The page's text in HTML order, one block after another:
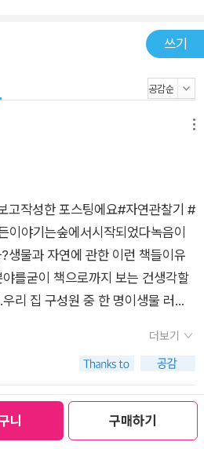
니 구매하기
쓰기
고작성한 포스팅에요#자연관찰기 #
야기는숲에서시작되었다녹음이
생물과 자연에 관한 이런 책들이유
를굳이 책으로까지 보는 건생각할
리 집 구성원 중 한 명이생물 러버
부터고개가 홱 돌아간다.아이와 함
설레고 궁금하다.저자가 다룬 숲속
차례'로 확인해 볼 수 있다.그중에....
는 분야이다.이 책은 부분을 읽더라
대우림, 초원을 다룬다큐는 TV에서
더보기